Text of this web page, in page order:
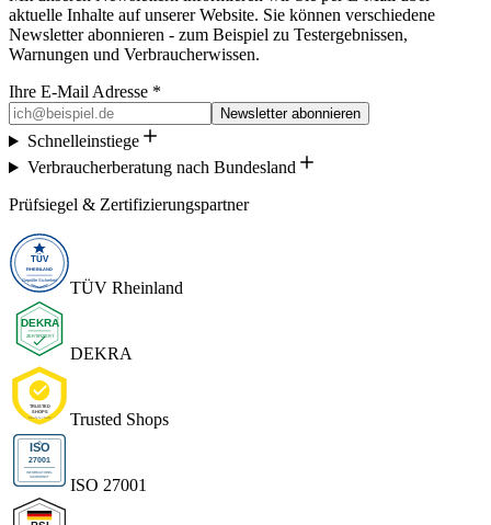
aktuelle Inhalte auf unserer Website. Sie können verschiedene
Newsletter abonnieren - zum Beispiel zu Testergebnissen,
Warnungen und Verbraucherwissen.
Ihre E-Mail Adresse *
Newsletter abonnieren
Schnelleinstiege
Verbraucherberatung nach Bundesland
Prüfsiegel & Zertifizierungspartner
TÜV Rheinland
DEKRA
Trusted Shops
ISO 27001